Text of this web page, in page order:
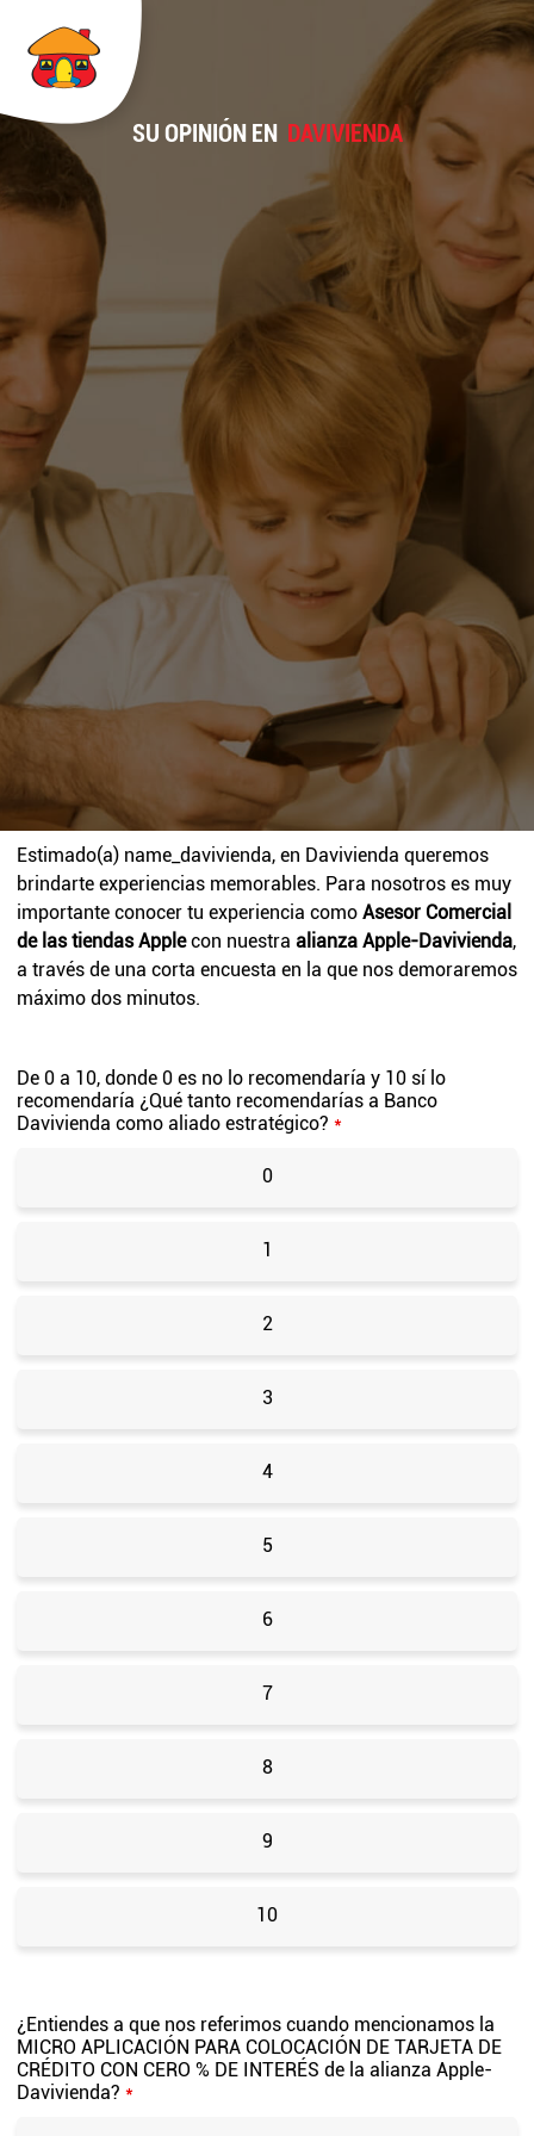
SU OPINIÓN EN DAVIVIENDA
Estimado(a) name_davivienda, en Davivienda queremos
brindarte experiencias memorables. Para nosotros es muy
importante conocer tu experiencia como Asesor Comercial
de las tiendas Applecon nuestra alianza Apple-Davivienda,
a través de una corta encuesta en la que nos demoraremos
máximo dos minutos.
De 0 a 10, donde 0 es no lo recomendaría y 10 sí lo
recomendaría ¿Qué tanto recomendarías a Banco
Davivienda como aliado estratégico? *
0
1
2
3
4
5
6
7
8
9
10
¿Entiendes a que nos referimos cuando mencionamos la
MICRO APLICACIÓN PARA COLOCACIÓN DE TARJETA DE
CRÉDITO CON CERO % DE INTERÉS de la alianza Apple-
Davivienda? *